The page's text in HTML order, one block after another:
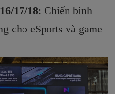
17/18: Chiến binh
cho eSports và game